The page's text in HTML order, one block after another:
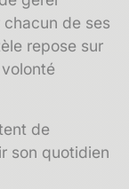
de ses
repose sur
de
son quotidien